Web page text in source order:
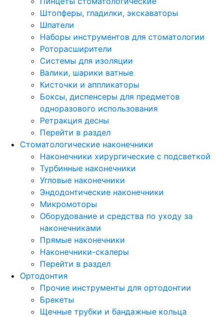
Штопферы, гладилки, экскаваторы
Шпатели
Наборы инструментов для стоматологии
Роторасширители
Системы для изоляции
Валики, шарики ватные
Кисточки и аппликаторы
Боксы, диспенсеры для предметов
одноразового использования
Ретракция десны
Перейти в раздел
Стоматологические наконечники
Наконечники хирургические с подсветкой
Турбинные наконечники
Угловые наконечники
Эндодонтические наконечники
Микромоторы
Оборудование и средства по уходу за
наконечниками
Прямые наконечники
Наконечники-скалеры
Перейти в раздел
Ортодонтия
Прочие инструменты для ортодонтии
Брекеты
Щечные трубки и бандажные кольца